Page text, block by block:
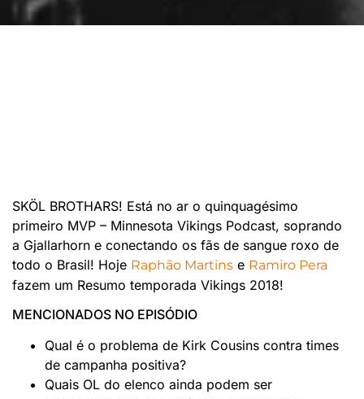
SKÖL BROTHARS! Está no ar o quinquagésimo
primeiro MVP – Minnesota Vikings Podcast, soprando
a Gjallarhorn e conectando os fãs de sangue roxo de
todo o Brasil! Hoje Raphão Martins e Ramiro Pera
fazem um Resumo temporada Vikings 2018!
MENCIONADOS NO EPISÓDIO
Qual é o problema de Kirk Cousins contra times
de campanha positiva?
Quais OL do elenco ainda podem ser